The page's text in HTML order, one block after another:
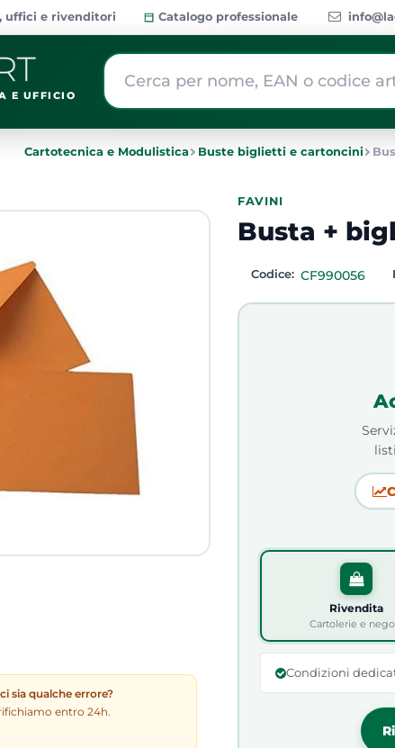
uffici e rivenditori Catalogo professionale
E UFFICIO
La modifica di un filtro aggiorna
Cartotecnica e Modulistica Buste biglietti e cartoncini
sia qualche errore?
entro 24h.
FAVINI
Busta +
Codice: CF990056
Rivendita
Cartolerie e
Condizioni